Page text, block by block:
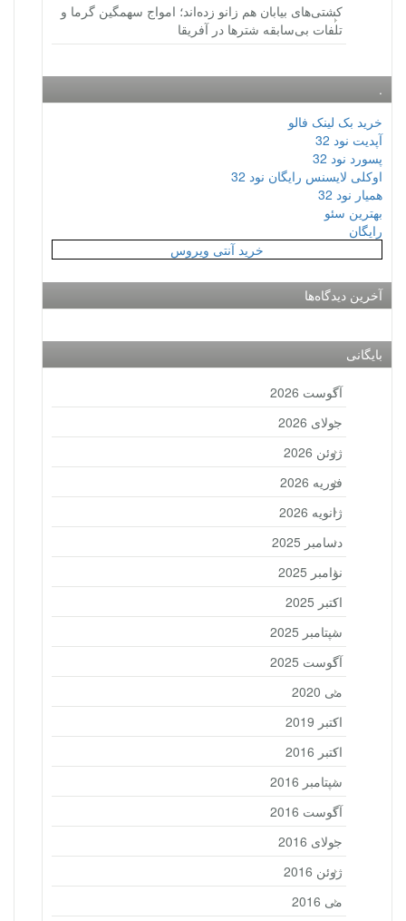
کشتی‌های بیابان هم زانو زده‌اند؛ امواج سهمگین گرما و
تلفات بی‌سابقه شترها در آفریقا
.
خرید بک لینک فالو
آپدیت نود 32
پسورد نود 32
اوکلی لایسنس رایگان نود 32
همیار نود 32
بهترین سئو
رایگان
خرید آنتی ویروس
آخرین دیدگاه‌ها
بایگانی
آگوست 2026
جولای 2026
ژوئن 2026
فوریه 2026
ژانویه 2026
دسامبر 2025
نوامبر 2025
اکتبر 2025
سپتامبر 2025
آگوست 2025
می 2020
اکتبر 2019
اکتبر 2016
سپتامبر 2016
آگوست 2016
جولای 2016
ژوئن 2016
می 2016